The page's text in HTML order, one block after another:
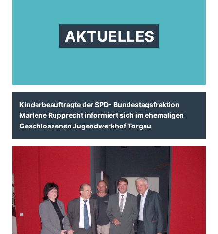
Kinderbeauftragte der SPD- Bundestagsfraktion
Marlene Rupprecht informiert sich im ehemaligen
Geschlossenen Jugendwerkhof Torgau